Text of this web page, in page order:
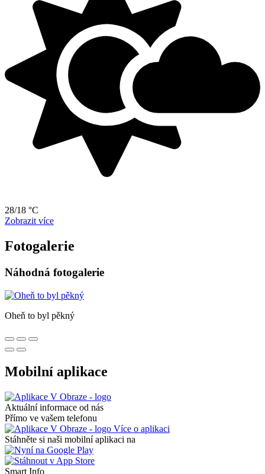
28/18 °C
Zobrazit více
Fotogalerie
Náhodná fotogalerie
Oheň to byl pěkný
Mobilní aplikace
Aktuální informace od nás
Přímo ve vašem telefonu
Více o aplikaci
Stáhněte si naši mobilní aplikaci na
Smart Info